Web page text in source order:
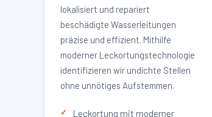
lokalisiert und repariert
beschädigte Wasserleitungen
präzise und effizient. Mithilfe
moderner Leckortungstechnologie
identifizieren wir undichte Stellen
ohne unnötiges Aufstemmen.
Leckortung mit moderner